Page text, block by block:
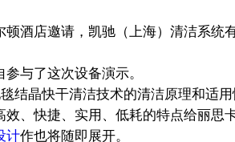
店邀请，凯驰（上海）清洁系统
与了这次设备演示。
结晶快干清洁技术的清洁原理和适用
、快捷、实用、低耗的特点给丽思
计作也将随即展开。